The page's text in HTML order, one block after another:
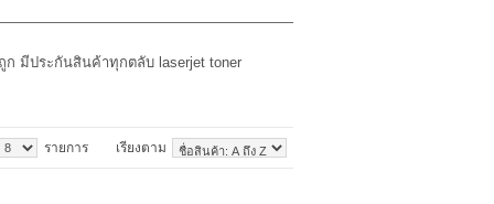
มีประกันสินค้าทุกตลับ laserjet toner
เรียงตาม
รายการ